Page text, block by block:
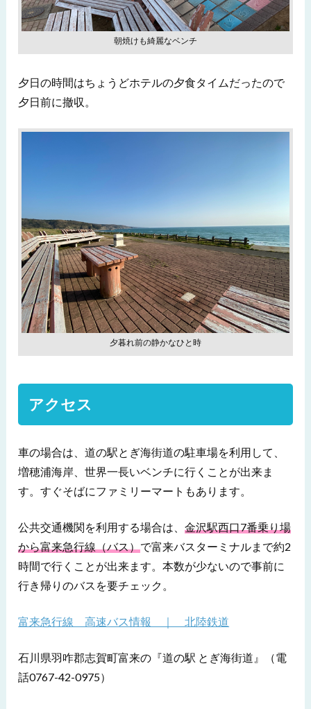
朝焼けも綺麗なベンチ
夕日の時間はちょうどホテルの夕食タイムだったので
夕日前に撤収。
夕暮れ前の静かなひと時
アクセス
車の場合は、道の駅とぎ海街道の駐車場を利用して、
増穂浦海岸、世界一長いベンチに行くことが出来ま
す。すぐそばにファミリーマートもあります。
公共交通機関を利用する場合は、金沢駅西口7番乗り場
から富来急行線（バス） で富来バスターミナルまで約2
時間で行くことが出来ます。本数が少ないので事前に
行き帰りのバスを要チェック。
富来急行線 高速バス情報 ｜ 北陸鉄道
石川県羽咋郡志賀町富来の『道の駅 とぎ海街道』（電
話0767-42-0975）